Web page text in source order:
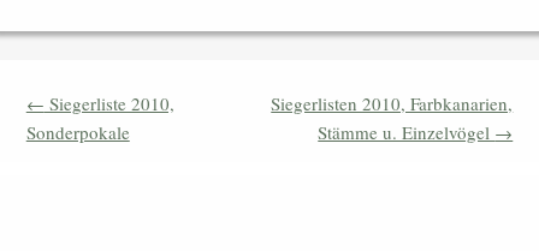
← Siegerliste 2010,
Sonderpokale
Siegerlisten 2010, Farbkanarien,
Stämme u. Einzelvögel →